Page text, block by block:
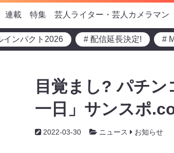
連載 特集 芸人ライター・芸人カメラマン
インパクト2026 # 配信延長決定! #
目覚まし? パチ
一日」サンスポ
2022-03-30 ニュース お知らせ